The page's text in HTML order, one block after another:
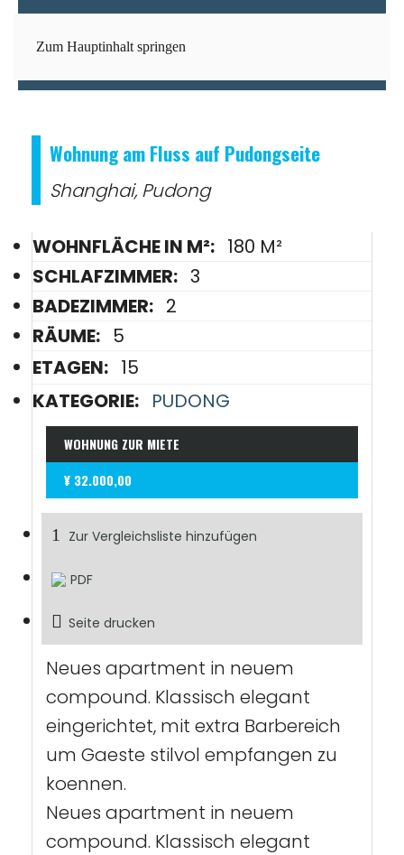
Zum Hauptinhalt springen
Wohnung am Fluss auf Pudongseite
Shanghai, Pudong
WOHNFLÄCHE IN M²: 180 M²
SCHLAFZIMMER: 3
BADEZIMMER: 2
RÄUME: 5
ETAGEN: 15
KATEGORIE: PUDONG
WOHNUNG ZUR MIETE
¥ 32.000,00
Zur Vergleichsliste hinzufügen
PDF
Seite drucken
Neues apartment in neuem
compound. Klassisch elegant
eingerichtet, mit extra Barbereich
um Gaeste stilvol empfangen zu
koennen.
Neues apartment in neuem
compound. Klassisch elegant